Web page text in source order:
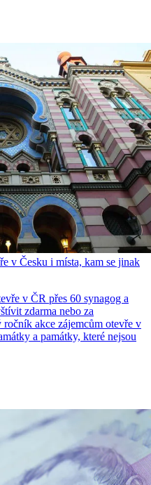
v Česku i místa, kam se jinak
v ČR přes 60 synagog a
zdarma nebo za
akce zájemcům otevře v
a památky, které nejsou